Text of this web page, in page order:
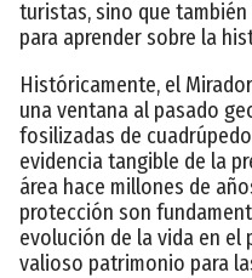
turistas, sino que
para aprender sobre la
Históricamente, el
una ventana al pasado
fosilizadas de
evidencia tangible de la
área hace millones de
protección son
evolución de la vida en el
valioso patrimonio para